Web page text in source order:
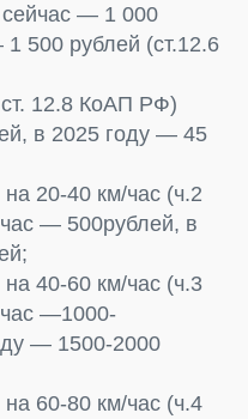
сейчас — 1 000
500 рублей (ст.12.6
12.8 КоАП РФ)
в 2025 году — 45
20-40 км/час (ч.2
— 500рублей, в
40-60 км/час (ч.3
—1000-
— 1500-2000
60-80 км/час (ч.4